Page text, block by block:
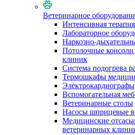
Ветеринарное
Интенсивная терапия
Лабораторное
Наркозно-
Потолочные
клиник
Система подогрева
Термошкафы
Электрокардиографы
Вспомогательная
Ветеринарные столы
Насосы шприцевые
Медицинские
ветеринарных